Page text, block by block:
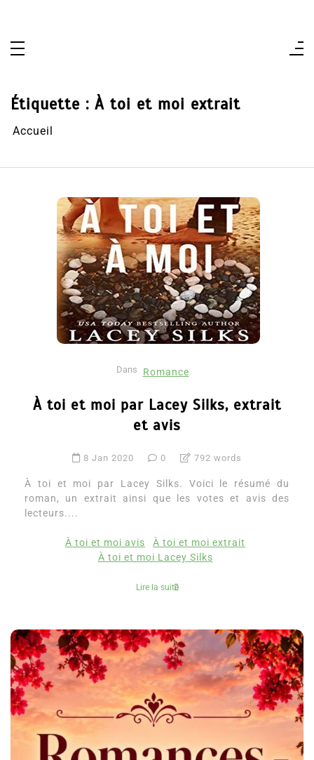
Étiquette : À toi et moi extrait
Accueil
Dans Romance
À toi et moi par Lacey Silks, extrait
et avis
8 Jan 2020 0 792 words
À toi et moi par Lacey Silks. Voici le résumé du
roman, un extrait ainsi que les votes et avis des
lecteurs....
À toi et moi avis
À toi et moi extrait
À toi et moi Lacey Silks
Lire la suite